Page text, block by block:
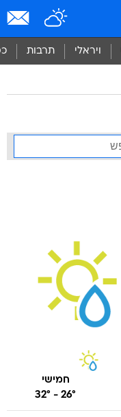
ויראלי תרבות
חמישי
26°
-
32°